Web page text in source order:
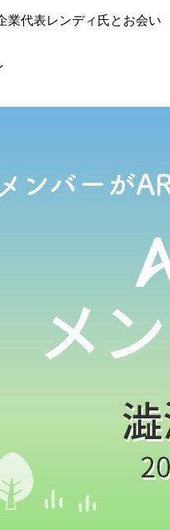
業代表レンディ氏とお会い